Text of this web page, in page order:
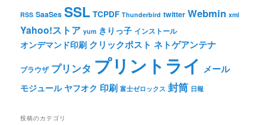
RSS SaaSes SSL TCPDF Thunderbird twitter Webmin xml
Yahoo!ストア yum きりっ子 インストール
オンデマンド印刷 クリックポスト ネトゲアンテナ
ブラウザ プリンタ プリントライ メール
モジュール ヤフオク 印刷 富士ゼロックス 封筒 日報
投稿のカテゴリ